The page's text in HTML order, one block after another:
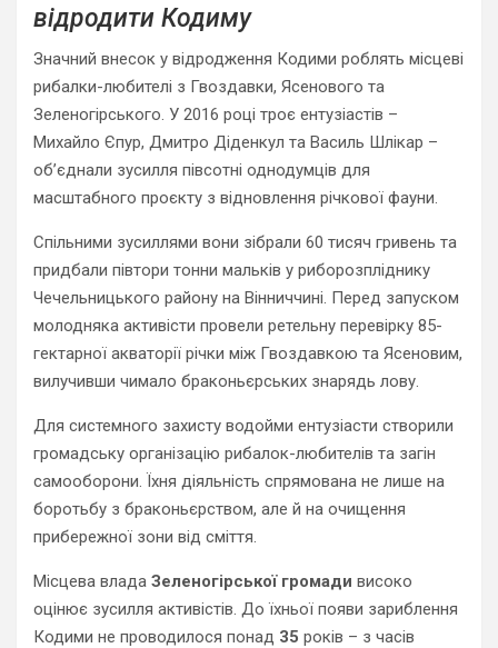
відродити Кодиму
Значний внесок у відродження Кодими роблять місцеві
рибалки-любителі з Гвоздавки, Ясенового та
Зеленогірського. У 2016 році троє ентузіастів –
Михайло Єпур, Дмитро Діденкул та Василь Шлікар –
об’єднали зусилля півсотні однодумців для
масштабного проєкту з відновлення річкової фауни.
Спільними зусиллями вони зібрали 60 тисяч гривень та
придбали півтори тонни мальків у риборозпліднику
Чечельницького району на Вінниччині. Перед запуском
молодняка активісти провели ретельну перевірку 85-
гектарної акваторії річки між Гвоздавкою та Ясеновим,
вилучивши чимало браконьєрських знарядь лову.
Для системного захисту водойми ентузіасти створили
громадську організацію рибалок-любителів та загін
самооборони. Їхня діяльність спрямована не лише на
боротьбу з браконьєрством, але й на очищення
прибережної зони від сміття.
Місцева влада Зеленогірської громади високо
оцінює зусилля активістів. До їхньої появи зариблення
Кодими не проводилося понад 35 років – з часів